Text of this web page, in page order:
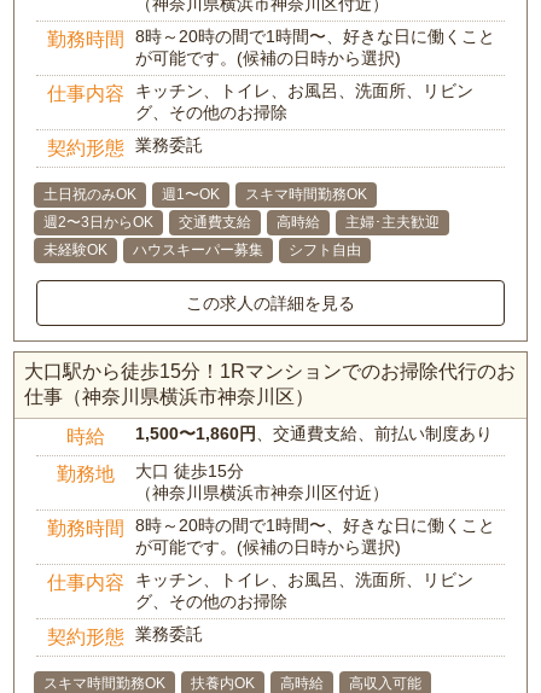
（神奈川県横浜市神奈川区付近）
勤務時間
8時～20時の間で1時間〜、好きな日に働くこと
が可能です。(候補の日時から選択)
仕事内容
キッチン、トイレ、お風呂、洗面所、リビン
グ、その他のお掃除
契約形態 業務委託
土日祝のみOK 週1〜OK
スキマ時間勤務OK
週2〜3日からOK
交通費支給 高時給
主婦･主夫歓迎
未経験OK
ハウスキーパー募集 シフト自由
この求人の詳細を見る
大口駅から徒歩15分！1Rマンションでのお掃除代行のお
仕事（神奈川県横浜市神奈川区）
時給 1,500〜1,860円、交通費支給、前払い制度あり
勤務地
大口 徒歩15分
（神奈川県横浜市神奈川区付近）
勤務時間
8時～20時の間で1時間〜、好きな日に働くこと
が可能です。(候補の日時から選択)
仕事内容
キッチン、トイレ、お風呂、洗面所、リビン
グ、その他のお掃除
契約形態 業務委託
スキマ時間勤務OK 扶養内OK 高時給
高収入可能